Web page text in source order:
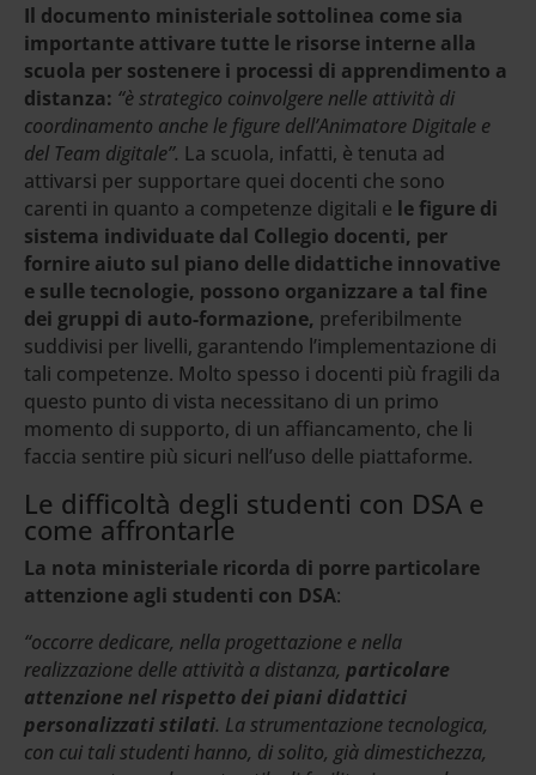
Il documento ministeriale sottolinea come sia
importante attivare tutte le risorse interne alla
scuola per sostenere i processi di apprendimento a
distanza: “è strategico coinvolgere nelle attività di
coordinamento anche le figure dell’Animatore Digitale e
del Team digitale”. La scuola, infatti, è tenuta ad
attivarsi per supportare quei docenti che sono
carenti in quanto a competenze digitali e le figure di
sistema individuate dal Collegio docenti, per
fornire aiuto sul piano delle didattiche innovative
e sulle tecnologie, possono organizzare a tal fine
dei gruppi di auto-formazione, preferibilmente
suddivisi per livelli, garantendo l’implementazione di
tali competenze. Molto spesso i docenti più fragili da
questo punto di vista necessitano di un primo
momento di supporto, di un affiancamento, che li
faccia sentire più sicuri nell’uso delle piattaforme.
Le difficoltà degli studenti con DSA e
come affrontarle
La nota ministeriale ricorda di porre particolare
attenzione agli studenti con DSA:
“occorre dedicare, nella progettazione e nella
realizzazione delle attività a distanza, particolare
attenzione nel rispetto dei piani didattici
personalizzati stilati. La strumentazione tecnologica,
con cui tali studenti hanno, di solito, già dimestichezza,